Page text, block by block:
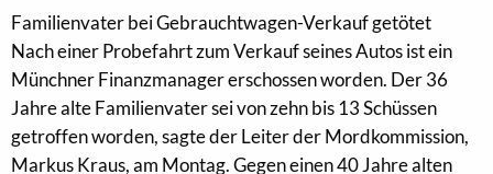
Familienvater bei Gebrauchtwagen-Verkauf getötet
Nach einer Probefahrt zum Verkauf seines Autos ist ein
Münchner Finanzmanager erschossen worden. Der 36
Jahre alte Familienvater sei von zehn bis 13 Schüssen
getroffen worden, sagte der Leiter der Mordkommission,
Markus Kraus, am Montag. Gegen einen 40 Jahre alten